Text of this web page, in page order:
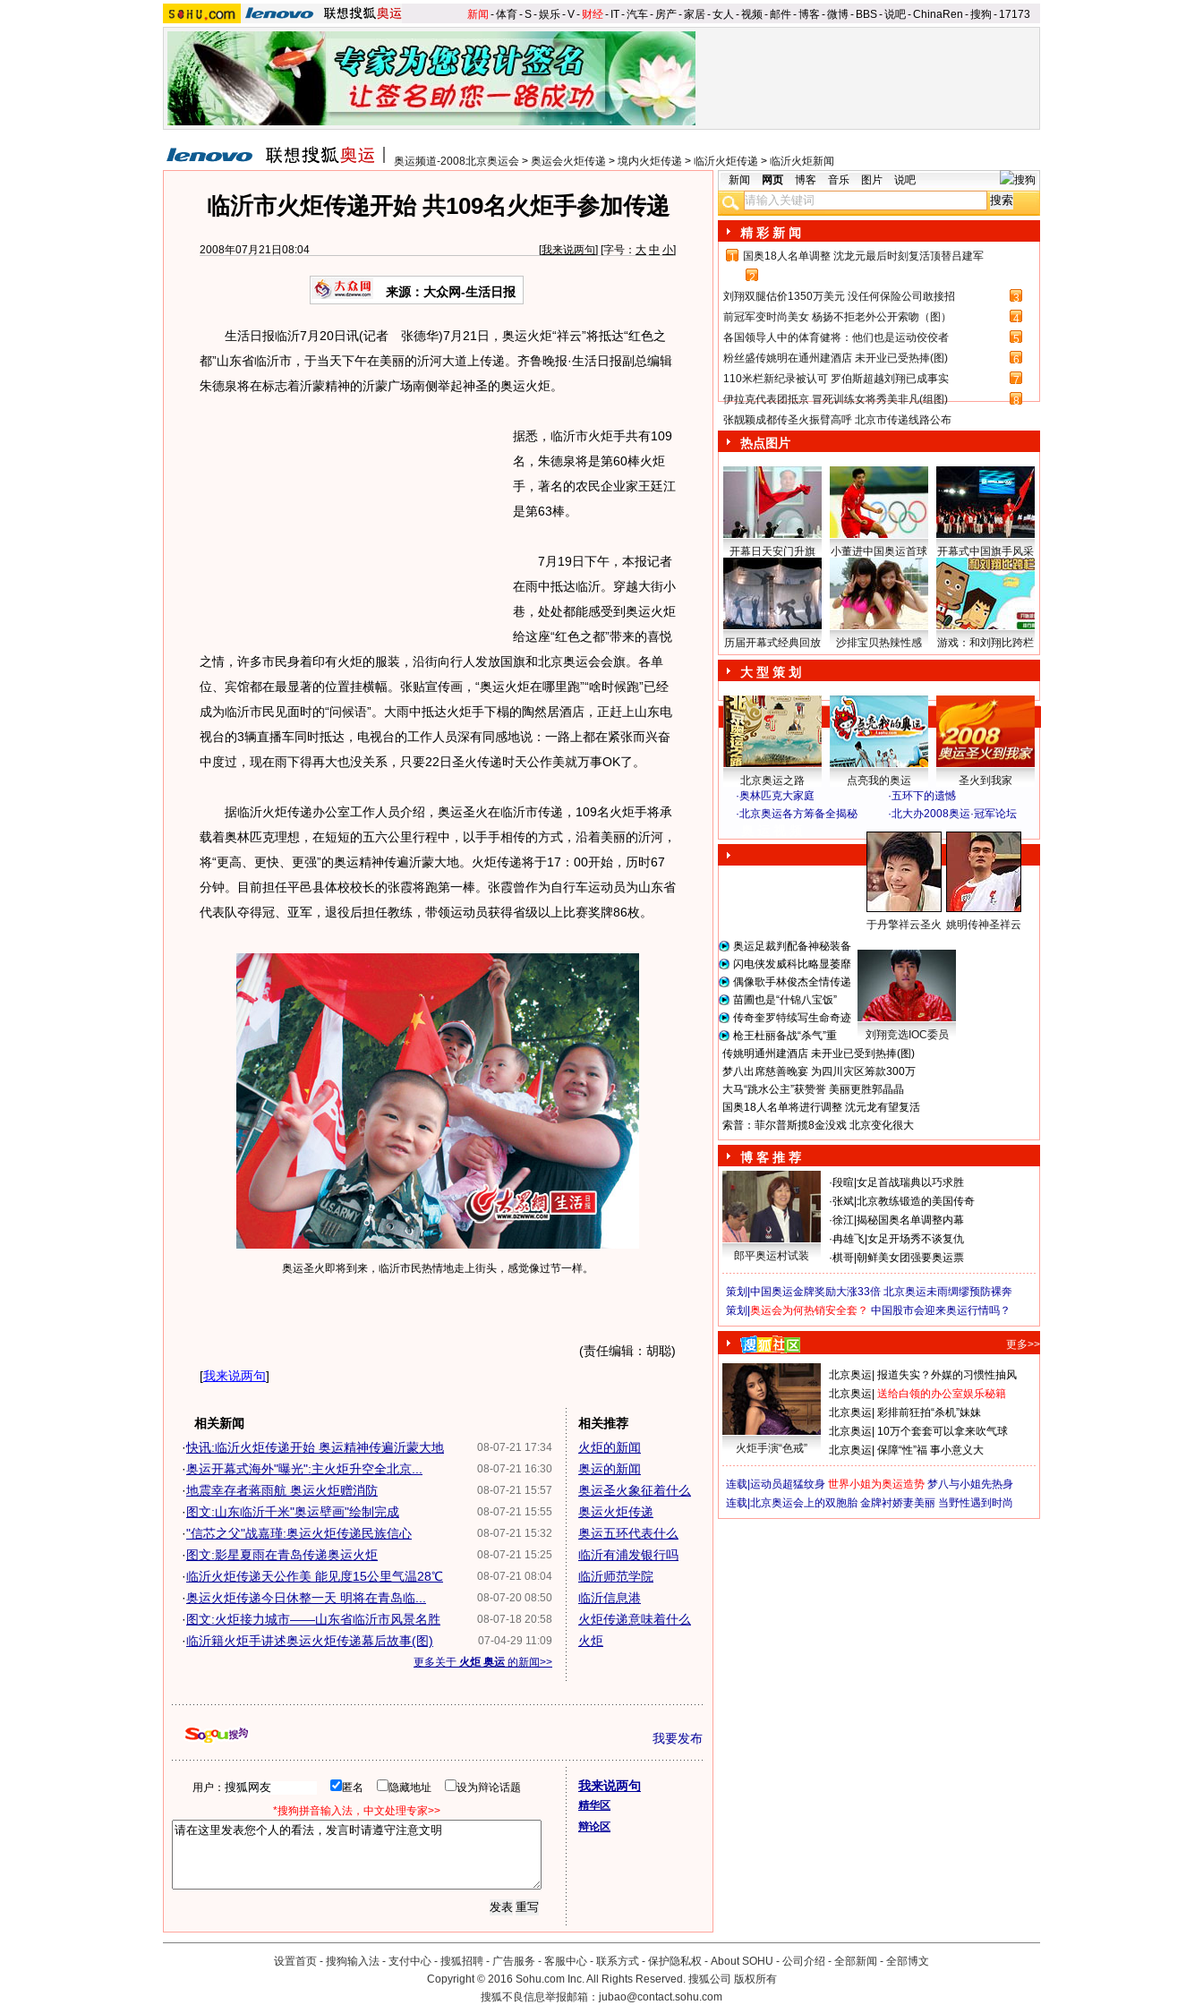
新闻 -体育-S-娱乐-V- 财经- IT-汽车- 房产-家居-女人 -视频-邮件-博客-微博- BBS-说吧-ChinaRen -搜狗 - 17173
奥运频道-2008北京奥运会 > 奥运会火炬传递 > 境内火炬传递 > 临沂火炬传递 > 临沂火炬新闻
临沂市火炬传递开始 共109名火炬手参加传递
2008年07月21日08:04 [我来说两句] [字号： 大 中 小]
来源：大众网-生活日报
生活日报临沂7月20日讯(记者 张德华)7月21日，奥运火炬“祥云”将抵达“红色之
都”山东省临沂市，于当天下午在美丽的沂河大道上传递。齐鲁晚报·生活日报副总编辑
朱德泉将在标志着沂蒙精神的沂蒙广场南侧举起神圣的奥运火炬。
据悉，临沂市火炬手共有109
名，朱德泉将是第60棒火炬
手，著名的农民企业家王廷江
是第63棒。
7月19日下午，本报记者
在雨中抵达临沂。穿越大街小
巷，处处都能感受到奥运火炬
给这座“红色之都”带来的喜悦
之情，许多市民身着印有火炬的服装，沿街向行人发放国旗和北京奥运会会旗。各单
位、宾馆都在最显著的位置挂横幅。张贴宣传画，“奥运火炬在哪里跑”“啥时候跑”已经
成为临沂市民见面时的“问候语”。大雨中抵达火炬手下榻的陶然居酒店，正赶上山东电
视台的3辆直播车同时抵达，电视台的工作人员深有同感地说：一路上都在紧张而兴奋
中度过，现在雨下得再大也没关系，只要22日圣火传递时天公作美就万事OK了。
据临沂火炬传递办公室工作人员介绍，奥运圣火在临沂市传递，109名火炬手将承
载着奥林匹克理想，在短短的五六公里行程中，以手手相传的方式，沿着美丽的沂河，
将“更高、更快、更强”的奥运精神传遍沂蒙大地。火炬传递将于17：00开始，历时67
分钟。目前担任平邑县体校校长的张霞将跑第一棒。张霞曾作为自行车运动员为山东省
代表队夺得冠、亚军，退役后担任教练，带领运动员获得省级以上比赛奖牌86枚。
奥运圣火即将到来，临沂市民热情地走上街头，感觉像过节一样。
(责任编辑：胡聪)
[我来说两句]
相关新闻
08-07-21 17:34
·快讯:临沂火炬传递开始 奥运精神传遍沂蒙大地
08-07-21 16:30
·奥运开幕式海外"曝光":主火炬升空全北京...
08-07-21 15:57
·地震幸存者蒋雨航 奥运火炬赠消防
08-07-21 15:55
·图文:山东临沂千米"奥运壁画"绘制完成
08-07-21 15:32
·"信芯之父"战嘉瑾:奥运火炬传递民族信心
08-07-21 15:25
·图文:影星夏雨在青岛传递奥运火炬
08-07-21 08:04
·临沂火炬传递天公作美 能见度15公里气温28℃
08-07-20 08:50
·奥运火炬传递今日休整一天 明将在青岛临...
08-07-18 20:58
·图文:火炬接力城市——山东省临沂市风景名胜
07-04-29 11:09
·临沂籍火炬手讲述奥运火炬传递幕后故事(图)
更多关于 火炬 奥运 的新闻>>
相关推荐
火炬的新闻
奥运的新闻
奥运圣火象征着什么
奥运火炬传递
奥运五环代表什么
临沂有浦发银行吗
临沂师范学院
临沂信息港
火炬传递意味着什么
火炬
我要发布
用户： 匿名 隐藏地址
设为辩论话题
*搜狗拼音输入法，中文处理专家>>
我来说两句
精华区
辩论区
新闻 网页 博客 音乐 图片 说吧
精 彩 新 闻
1
国奥18人名单调整 沈龙元最后时刻复活顶替吕建军
2
刘翔双腿估价1350万美元 没任何保险公司敢接招
3
前冠军变时尚美女 杨扬不拒老外公开索吻（图）
4
各国领导人中的体育健将：他们也是运动佼佼者
5
粉丝盛传姚明在通州建酒店 未开业已受热捧(图)
6
110米栏新纪录被认可 罗伯斯超越刘翔已成事实
7
伊拉克代表团抵京 冒死训练女将秀美非凡(组图)
8
张靓颖成都传圣火振臂高呼 北京市传递线路公布
热点图片
开幕日天安门升旗 小董进中国奥运首球 开幕式中国旗手风采
历届开幕式经典回放 沙排宝贝热辣性感 游戏：和刘翔比跨栏
大 型 策 划
北京奥运之路 点亮我的奥运
圣火到我家
·奥林匹克大家庭 ·五环下的遗憾
·北京奥运各方筹备全揭秘 ·北大办2008奥运·冠军论坛
于丹擎祥云圣火 姚明传神圣祥云
奥运足裁判配备神秘装备
闪电侠发威科比略显萎靡
偶像歌手林俊杰全情传递
苗圃也是“什锦八宝饭”
传奇奎罗特续写生命奇迹
枪王杜丽备战“杀气”重
刘翔竞选IOC委员
传姚明通州建酒店 未开业已受到热捧(图)
梦八出席慈善晚宴 为四川灾区筹款300万
大马“跳水公主”获赞誉 美丽更胜郭晶晶
国奥18人名单将进行调整 沈元龙有望复活
索普：菲尔普斯揽8金没戏 北京变化很大
博 客 推 荐
郎平奥运村试装
·段暄 女足首战瑞典以巧求胜
·张斌 北京教练锻造的美国传奇
·徐江 揭秘国奥名单调整内幕
·冉雄飞 女足开场秀不谈复仇
·棋哥 朝鲜美女团强要奥运票
策划| 中国奥运金牌奖励大涨33倍 北京奥运未雨绸缪预防裸奔
策划| 奥运会为何热销安全套？ 中国股市会迎来奥运行情吗？
更多>>
火炬手演“色戒”
北京奥运 报道失实？外媒的习惯性抽风
北京奥运 送给白领的办公室娱乐秘籍
北京奥运 彩排前狂拍“杀机”妹妹
北京奥运 10万个套套可以拿来吹气球
北京奥运 保障“性”福 事小意义大
连载| 运动员超猛纹身 世界小姐为奥运造势 梦八与小姐先热身
连载| 北京奥运会上的双胞胎 金牌衬娇妻美丽 当野性遇到时尚
设置首页 - 搜狗输入法 - 支付中心 - 搜狐招聘 - 广告服务 - 客服中心 - 联系方式 - 保护隐私权 - About SOHU - 公司介绍 - 全部新闻 - 全部博文
Copyright©2016 Sohu.com Inc. All Rights Reserved. 搜狐公司 版权所有
搜狐不良信息举报邮箱： jubao@contact.sohu.com